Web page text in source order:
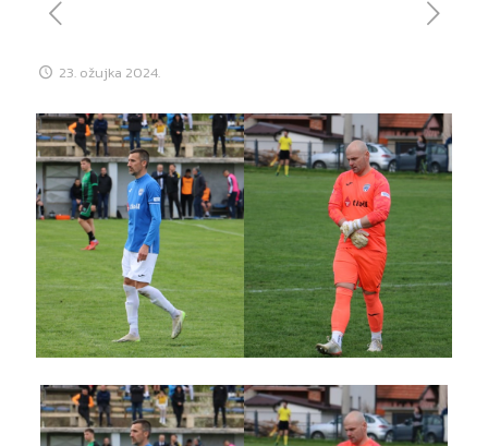
23. ožujka 2024.